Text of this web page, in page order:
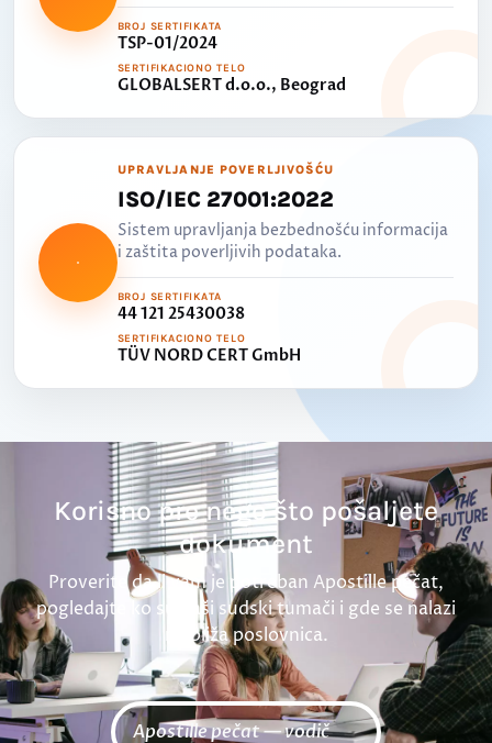
BROJ SERTIFIKATA
TSP-01/2024
SERTIFIKACIONO TELO
GLOBALSERT d.o.o., Beograd
UPRAVLJANJE POVERLJIVOŠĆU
ISO/IEC 27001:2022
Sistem upravljanja bezbednošću informacija
i zaštita poverljivih podataka.
BROJ SERTIFIKATA
44 121 25430038
SERTIFIKACIONO TELO
TÜV NORD CERT GmbH
Korisno pre nego što pošaljete
dokument
Proverite da li vam je potreban Apostille pečat,
pogledajte ko su naši sudski tumači i gde se nalazi
najbliža poslovnica.
Apostille pečat — vodič